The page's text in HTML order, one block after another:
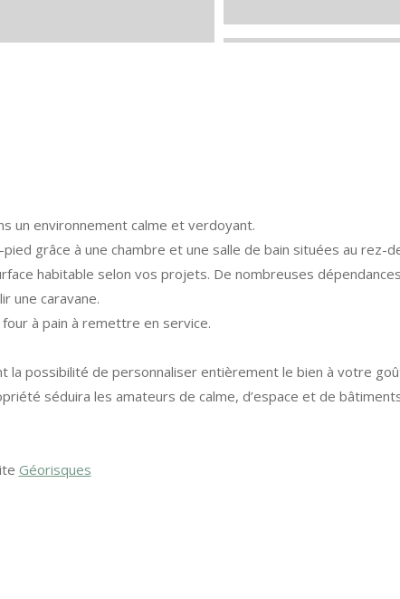
un environnement calme et verdoyant.
grâce à une chambre et une salle de bain situées au rez-
habitable selon vos projets. De nombreuses
une caravane.
à pain à remettre en service.
la possibilité de personnaliser entièrement le bien à votre
séduira les amateurs de calme, d’espace et de
Géorisques